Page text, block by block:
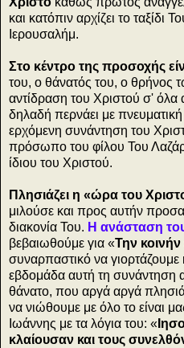
και κατόπιν αρχίζει το ταξίδι
Ιερουσαλήμ.
Στο κέντρο της προσοχής
του, ο θάνατός του, ο θρήνος
αντίδραση του Χριστού σ' όλα
δηλαδή περνάει με
ερχόμενη συνάντηση του
πρόσωπο του φίλου Του
ίδιου του Χριστού.
Πλησιάζει η «ώρα του
μιλούσε και προς αυτήν
διακονία Του. Η ανάσταση
βεβαιωθούμε για «Την
συναρπαστικό να
εβδομάδα αυτή τη συνάντηση
θάνατο, που αργά αργά
να νιώθουμε με όλο το είναι
Ιωάννης με τα λόγια του: «
κλαίουσαν και τους